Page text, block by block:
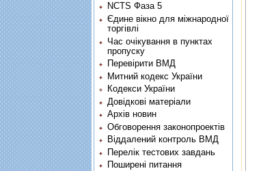
NCTS Фаза 5
Єдине вікно для міжнародної
торгівлі
Час очікування в пунктах
пропуску
Перевірити ВМД
Митний кодекс України
Кодекси України
Довідкові матеріали
Архів новин
Обговорення законопроектів
Віддалений контроль ВМД
Перелік тестових завдань
Поширені питання